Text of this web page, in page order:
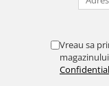
Rame adaptoare
Rame adaptoare Audi
Rame adaptoare
Vreau sa